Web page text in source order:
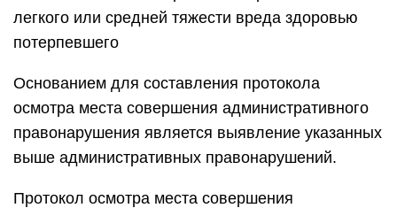
легкого или средней тяжести вреда здоровью
потерпевшего
Основанием для составления протокола
осмотра места совершения административного
правонарушения является выявление указанных
выше административных правонарушений.
Протокол осмотра места совершения